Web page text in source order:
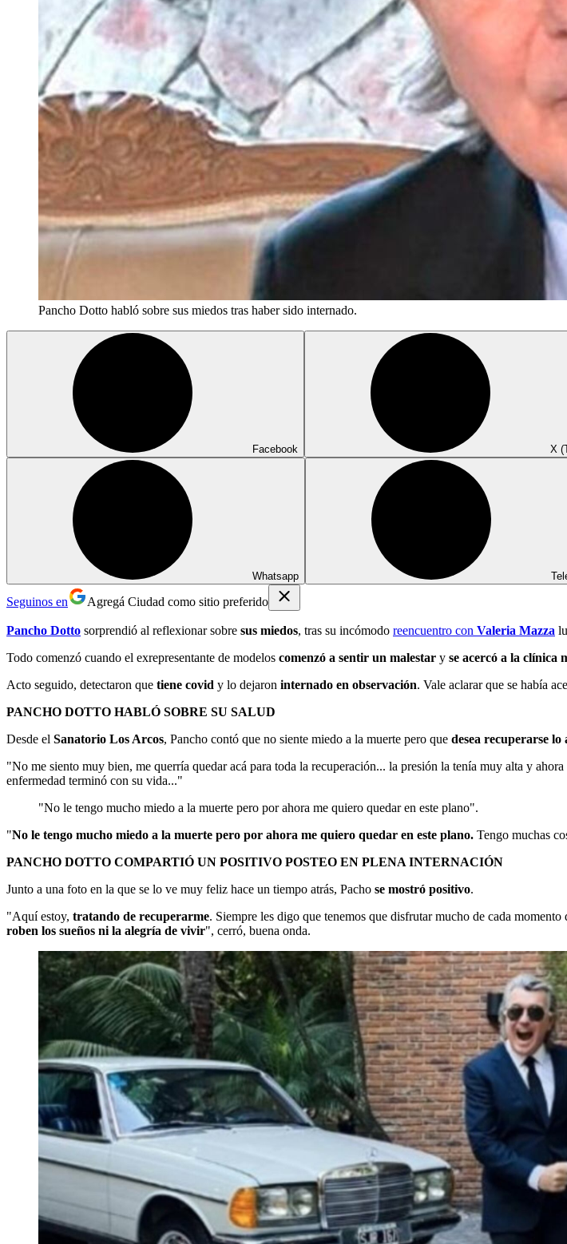
Pancho Dotto habló sobre sus miedos tras haber sido internado.
Facebook X
Whatsapp
Seguinos en Agregá Ciudad como sitio preferido
Pancho Dotto sorprendió al reflexionar sobre sus miedos, tras su incómodo reencuentro con Valeria Mazza
Todo comenzó cuando el exrepresentante de modelos comenzó a sentir un malestar y se acercó a la clínica
Acto seguido, detectaron que tiene covid y lo dejaron internado en observación. Vale aclarar que se había
PANCHO DOTTO HABLÓ SOBRE SU SALUD
Desde el Sanatorio Los Arcos, Pancho contó que no siente miedo a la muerte pero que desea recuperarse lo
"No me siento muy bien, me querría quedar acá para toda la recuperación... la presión la tenía muy alta y
enfermedad terminó con su vida..."
"No le tengo mucho miedo a la muerte pero por ahora me quiero quedar en este plano".
"No le tengo mucho miedo a la muerte pero por ahora me quiero quedar en este plano. Tengo muchas
PANCHO DOTTO COMPARTIÓ UN POSITIVO POSTEO EN PLENA INTERNACIÓN
Junto a una foto en la que se lo ve muy feliz hace un tiempo atrás, Pacho se mostró positivo.
"Aquí estoy, tratando de recuperarme. Siempre les digo que tenemos que disfrutar mucho de cada momento
roben los sueños ni la alegría de vivir", cerró, buena onda.